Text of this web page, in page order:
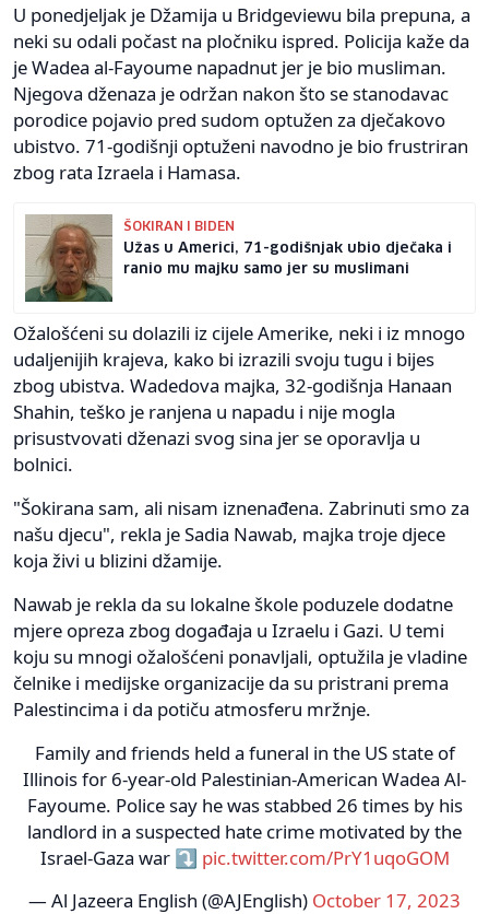
U ponedjeljak je Džamija u Bridgeviewu bila prepuna, a
neki su odali počast na pločniku ispred. Policija kaže da
je Wadea al-Fayoume napadnut jer je bio musliman.
Njegova dženaza je održan nakon što se stanodavac
porodice pojavio pred sudom optužen za dječakovo
ubistvo. 71-godišnji optuženi navodno je bio frustriran
zbog rata Izraela i Hamasa.
ŠOKIRAN I BIDEN
Užas u Americi, 71-godišnjak ubio dječaka i
ranio mu majku samo jer su muslimani
Ožalošćeni su dolazili iz cijele Amerike, neki i iz mnogo
udaljenijih krajeva, kako bi izrazili svoju tugu i bijes
zbog ubistva. Wadedova majka, 32-godišnja Hanaan
Shahin, teško je ranjena u napadu i nije mogla
prisustvovati dženazi svog sina jer se oporavlja u
bolnici.
"Šokirana sam, ali nisam iznenađena. Zabrinuti smo za
našu djecu", rekla je Sadia Nawab, majka troje djece
koja živi u blizini džamije.
Nawab je rekla da su lokalne škole poduzele dodatne
mjere opreza zbog događaja u Izraelu i Gazi. U temi
koju su mnogi ožalošćeni ponavljali, optužila je vladine
čelnike i medijske organizacije da su pristrani prema
Palestincima i da potiču atmosferu mržnje.
Family and friends held a funeral in the US state of
Illinois for 6-year-old Palestinian-American Wadea Al-
Fayoume. Police say he was stabbed 26 times by his
landlord in a suspected hate crime motivated by the
Israel-Gaza war ⤵️ pic.twitter.com/PrY1uqoGOM
— Al Jazeera English (@AJEnglish) October 17, 2023